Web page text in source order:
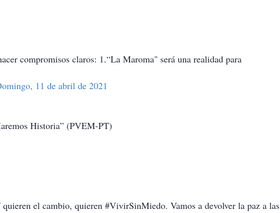
compromisos claros: 1.“La Maroma" será una realidad para
11 de abril de 2021
Historia” (PVEM-PT)
el cambio, quieren #VivirSinMiedo. Vamos a devolver la paz a las